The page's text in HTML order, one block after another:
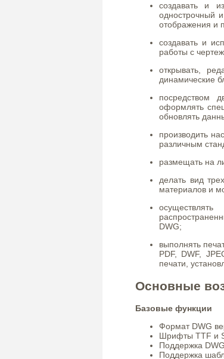
создавать и
однострочный
отображения и
создавать и
работы с
открывать,
динамические
посредством
оформлять
обновлять
производить
различным
размещать на
делать вид
материалов и
DWG;
выполнять
PDF, DWF,
печати,
Основные
Базовые функции
Формат DWG
Шрифты TTF и
Поддержка
Поддержка